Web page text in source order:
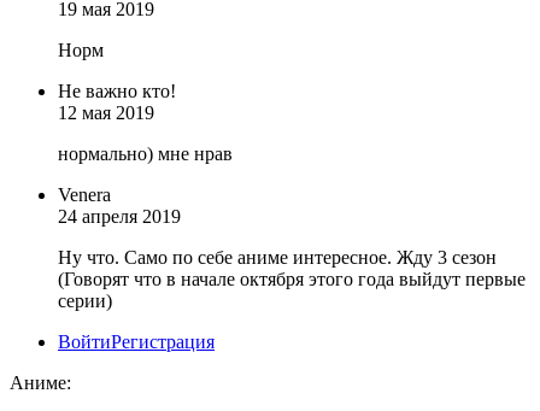
19 мая 2019
Норм
Не важно кто!
12 мая 2019
нормально) мне нрав
Venera
24 апреля 2019
Ну что. Само по себе аниме интересное. Жду 3 сезон
(Говорят что в начале октября этого года выйдут первые
серии)
ВойтиРегистрация
Аниме: